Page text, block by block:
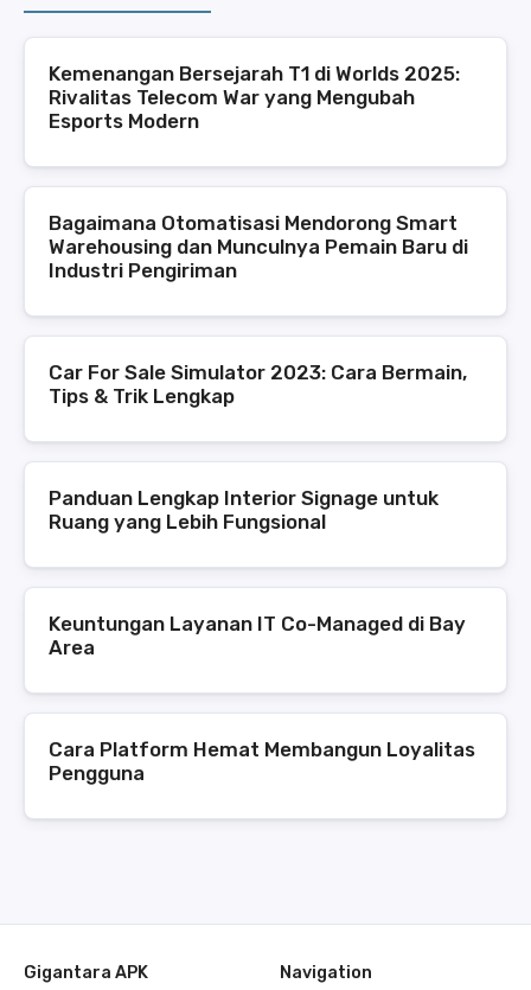
Kemenangan Bersejarah T1 di Worlds 2025:
Rivalitas Telecom War yang Mengubah
Esports Modern
Bagaimana Otomatisasi Mendorong Smart
Warehousing dan Munculnya Pemain Baru di
Industri Pengiriman
Car For Sale Simulator 2023: Cara Bermain,
Tips & Trik Lengkap
Panduan Lengkap Interior Signage untuk
Ruang yang Lebih Fungsional
Keuntungan Layanan IT Co-Managed di Bay
Area
Cara Platform Hemat Membangun Loyalitas
Pengguna
Gigantara APK Navigation